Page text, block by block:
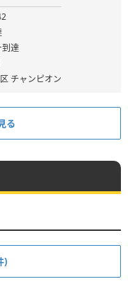
到達
チャンピオン
る
)